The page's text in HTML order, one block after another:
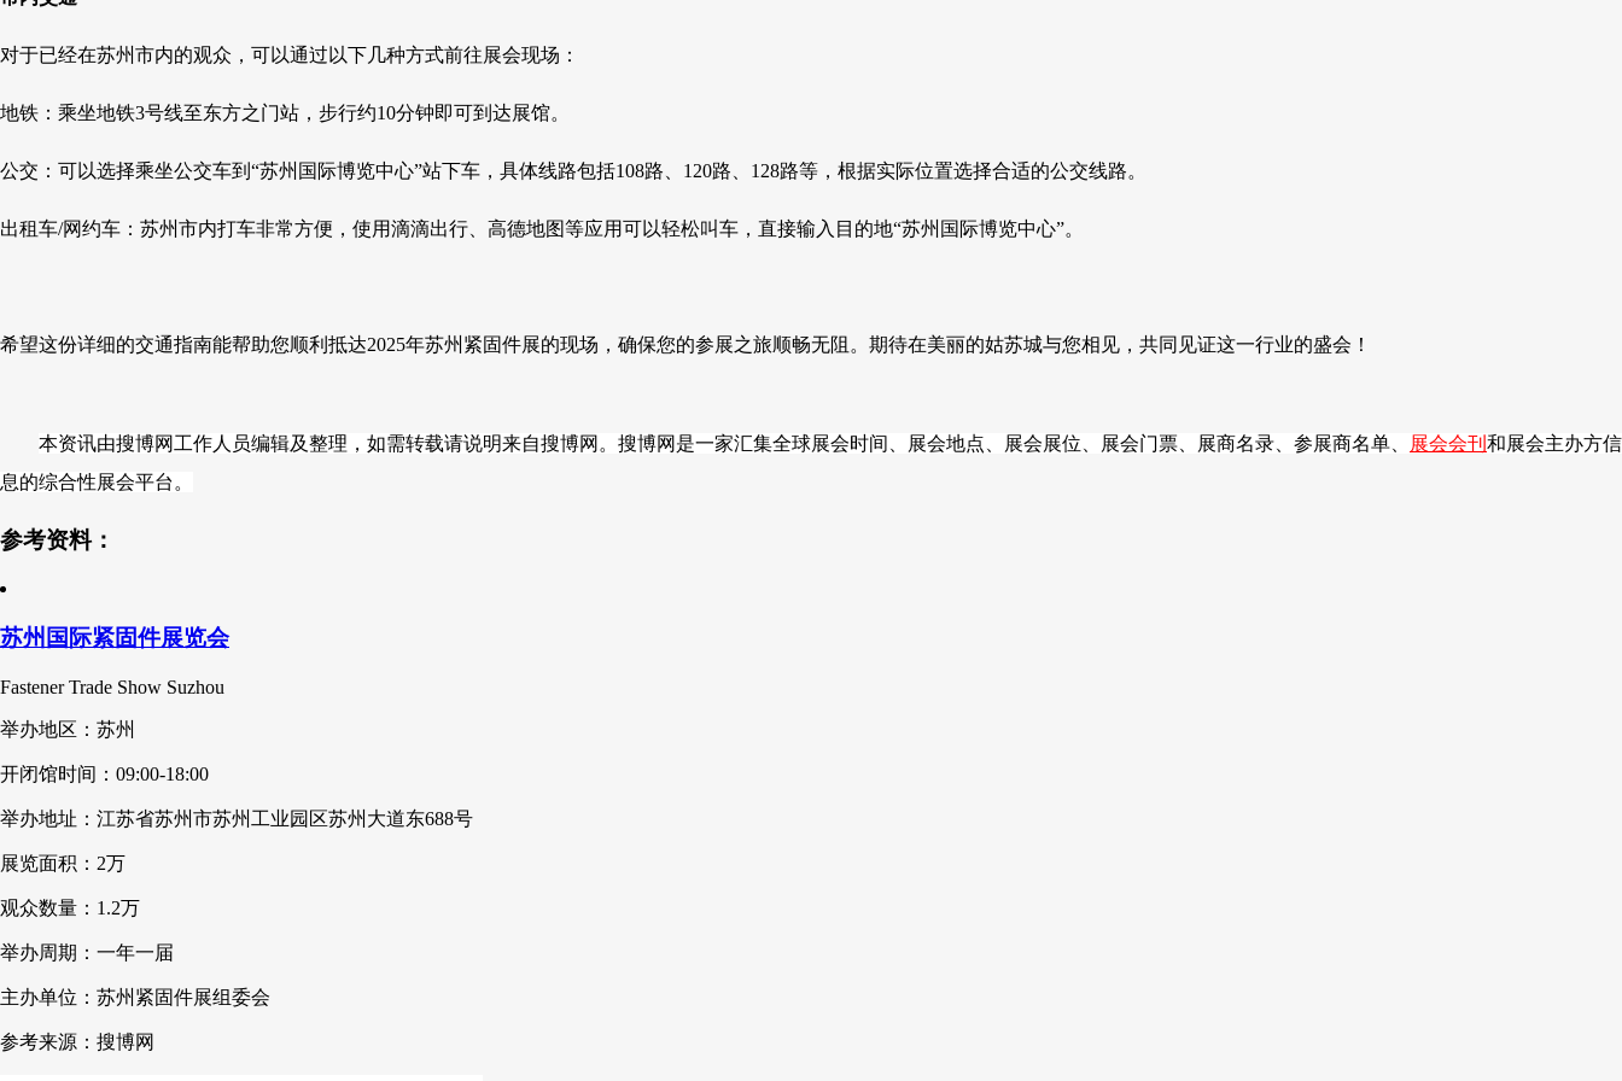
对于已经在苏州市内的观众，可以通过以下几种方式前往展会现场：
地铁：乘坐地铁3号线至东方之门站，步行约10分钟即可到达展馆。
公交：可以选择乘坐公交车到“苏州国际博览中心”站下车，具体线路包括108路、120路、128路等，根据实际位置选择合适的公交线路。
出租车/网约车：苏州市内打车非常方便，使用滴滴出行、高德地图等应用可以轻松叫车，直接输入目的地“苏州国际博览中心”。
希望这份详细的交通指南能帮助您顺利抵达2025年苏州紧固件展的现场，确保您的参展之旅顺畅无阻。期待在美丽的姑苏城与您相见，共同见证这一行业的盛会！
本资讯由搜博网工作人员编辑及整理，如需转载请说明来自搜博网。搜博网是一家汇集全球展会时间、展会地点、展会展位、展会门票、展商名录、参展商名单、 展会会刊 和展会主办方信
息的综合性展会平台。
参考资料：
苏州国际紧固件展览会
Fastener Trade Show Suzhou
举办地区：苏州
开闭馆时间：09:00-18:00
举办地址：江苏省苏州市苏州工业园区苏州大道东688号
展览面积：2万
观众数量：1.2万
举办周期：一年一届
主办单位：苏州紧固件展组委会
参考来源：搜博网